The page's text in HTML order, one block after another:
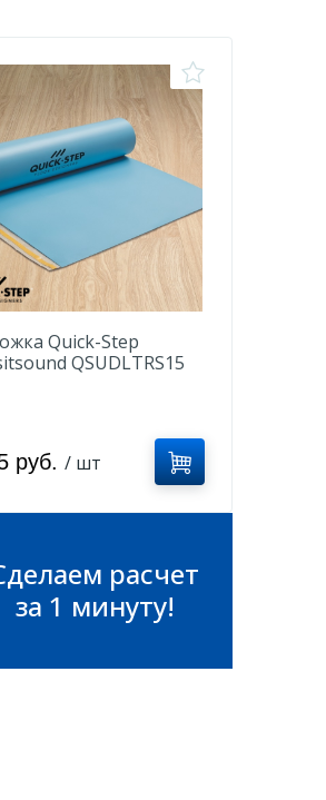
Quick-Step
QSUDLTRS15
руб. / шт
расчет
за 1 минуту!